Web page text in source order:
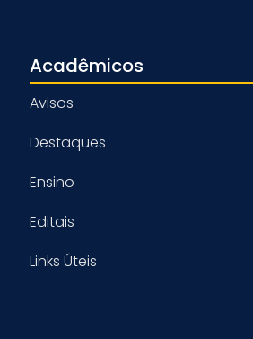
Acadêmicos
Avisos
Destaques
Ensino
Editais
Links Úteis